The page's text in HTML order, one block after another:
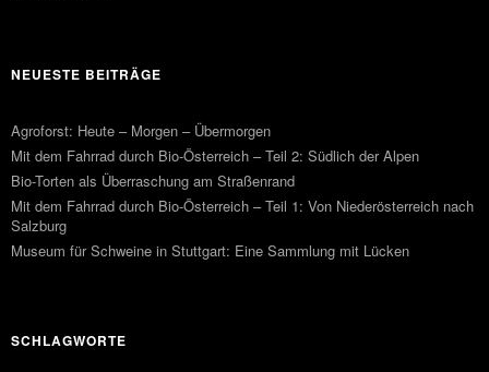
NEUESTE BEITRÄGE
Agroforst: Heute – Morgen – Übermorgen
Mit dem Fahrrad durch Bio-Österreich – Teil 2: Südlich der Alpen
Bio-Torten als Überraschung am Straßenrand
Mit dem Fahrrad durch Bio-Österreich – Teil 1: Von Niederösterreich nach
Salzburg
Museum für Schweine in Stuttgart: Eine Sammlung mit Lücken
SCHLAGWORTE